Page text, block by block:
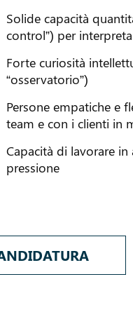
Solide capacità
control”) per
Forte curiosità
“osservatorio”)
Persone empatiche e
team e con i clienti in
Capacità di lavorare
pressione